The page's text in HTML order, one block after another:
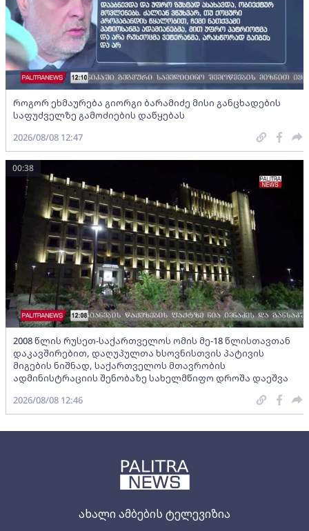
ახალი ამბების ტელევიზია
როგორ ეხმაურება გიორგი ბარამიძე მისი განცხადების
საფუძველზე გამოძიების დაწყებას
2026/08/08 12:47
2008 წლის რუსეთ-საქართველოს ომის მე-18 წლისთავთან
დაკავშირებით, დაღუპულთა ხსოვნისთვის პატივის
მიგების ნიშნად, საქართველოს მთავრობის
ადმინისტრაციის შენობაზე სახელმწიფო დროშა დაეშვა
00:38
2026/08/08 12:46